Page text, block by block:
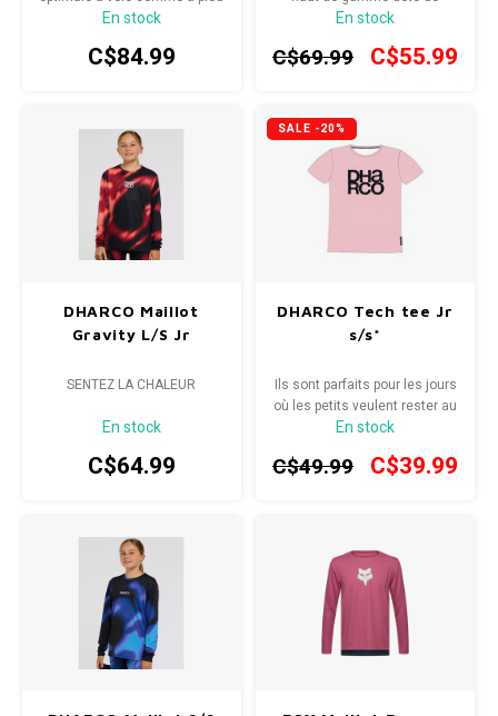
En stock
C$84.99
nombreuses fonctionnalités.
maillot avec de nouvelles
et améliorer vos
performances. Désormais
disponible dans une variété
de couleurs, ce maillot a fière
mélangez.
En stock
C$69.99 C$55.99
DHARCO Maillot
Gravity L/S Jr
SENTEZ LA CHALEUR
En stock
C$64.99
SALE -20%
DHARCO Tech tee Jr
s/s*
Ils sont parfaits pour les jours
où les petits veulent rester au
frais et à l'aise tout en
En stock
C$49.99 C$39.99